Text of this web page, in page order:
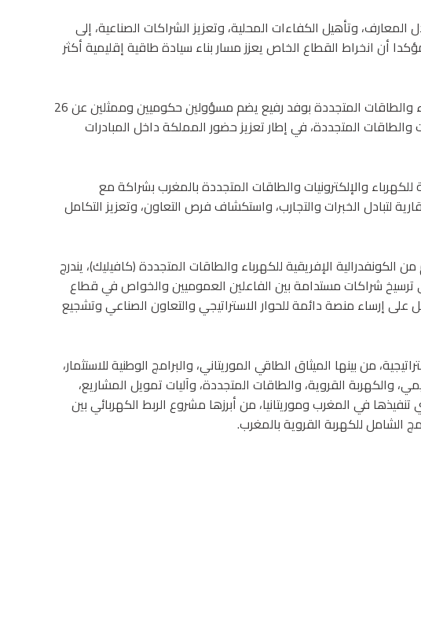
وتأهيل الكفاءات المحلية، وتعزيز الشراكات الصناعية، إلى
أن انخراط القطاع الخاص يعزز مسار بناء سيادة طاقية إقليمية أكثر
ويشارك المغرب في المنتدى الإفريقي للكهرباء والطاقات المتجددة بوفد رفيع يضم مسؤولين حكوميين وممثلين عن 26
المتجددة، في إطار تعزيز حضور المملكة داخل المبادرات
والإلكترونيات والطاقات المتجددة بالمغرب بشراكة مع
لتبادل الخبرات والتجارب، واستكشاف فرص التعاون، وتعزيز التكامل
الإفريقية للكهرباء والطاقات المتجددة (كافيليك)، يندرج
شراكات مستدامة بين الفاعلين العموميين والخواص في قطاع
على إرساء منصة دائمة للحوار الاستراتيجي والتعاون الصناعي وتشجيع
من بينها الميثاق الطاقي الموريتاني، والبرامج الوطنية للاستثمار،
والكهربة القروية، والطاقات المتجددة، وآليات تمويل المشاريع،
في المغرب وموريتانيا، من أبرزها مشروع الربط الكهربائي بين
الشامل للكهربة القروية بالمغرب.